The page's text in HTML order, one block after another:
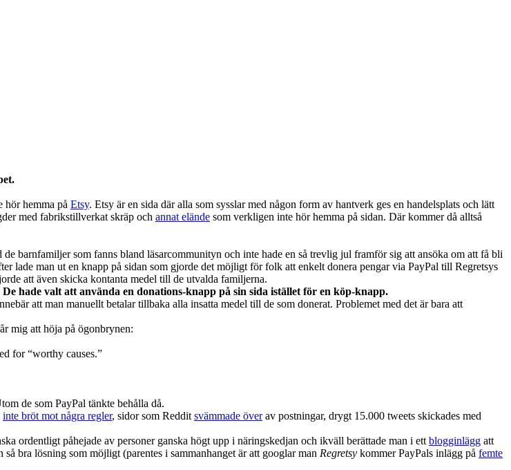
hör hemma på Etsy. Etsy är en sida där alla som sysslar med någon form av hantverk ges en handelsplats och lätt
med fabrikstillverkat skräp och annat elände som verkligen inte hör hemma på sidan. Där kommer då alltså
barnfamiljer som fanns bland läsarcommunityn och inte hade en så trevlig jul framför sig att ansöka om att få bli
lade man ut en knapp på sidan som gjorde det möjligt för folk att enkelt donera pengar via PayPal till Regretsys
att även skicka kontanta medel till de utvalda familjerna.
hade valt att använda en donations-knapp på sin sida istället för en köp-knapp.
att man manuellt betalar tillbaka alla insatta medel till de som donerat. Problemet med det är bara att
mig att höja på ögonbrynen:
for “worthy causes.”
de som PayPal tänkte behålla då.
inte bröt mot några regler, sidor som Reddit svämmade överav postningar, drygt 15.000 tweets skickades med
ordentligt påhejade av personer ganska högt upp i näringskedjan och ikväll berättade man i ett blogginlägg att
bra lösning som möjligt (parentes i sammanhanget är att googlar man Regretsy kommer PayPals inlägg på femte